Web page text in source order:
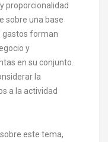
proporcionalidad
sobre una base
gastos forman
y
en su conjunto.
la
a la actividad
este tema,